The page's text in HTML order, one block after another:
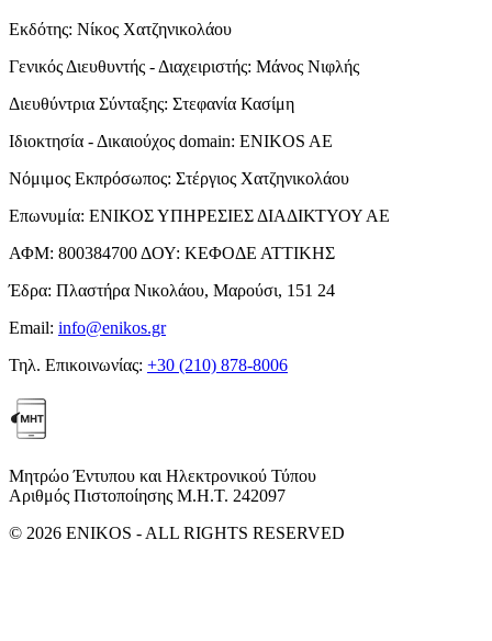
Εκδότης: Νίκος Χατζηνικολάου
Γενικός Διευθυντής - Διαχειριστής: Μάνος Νιφλής
Διευθύντρια Σύνταξης: Στεφανία Κασίμη
Ιδιοκτησία - Δικαιούχος domain: ENIKOS AE
Νόμιμος Εκπρόσωπος: Στέργιος Χατζηνικολάου
Επωνυμία: ΕΝΙΚΟΣ ΥΠΗΡΕΣΙΕΣ ΔΙΑΔΙΚΤΥΟΥ ΑΕ
ΑΦΜ: 800384700 ΔΟΥ: ΚΕΦΟΔΕ ΑΤΤΙΚΗΣ
Έδρα: Πλαστήρα Νικολάου, Μαρούσι, 151 24
Email: info@enikos.gr
Τηλ. Επικοινωνίας: +30 (210) 878-8006
Μητρώο Έντυπου και Ηλεκτρονικού Τύπου
Αριθμός Πιστοποίησης Μ.Η.Τ. 242097
© 2026 ENIKOS - ALL RIGHTS RESERVED